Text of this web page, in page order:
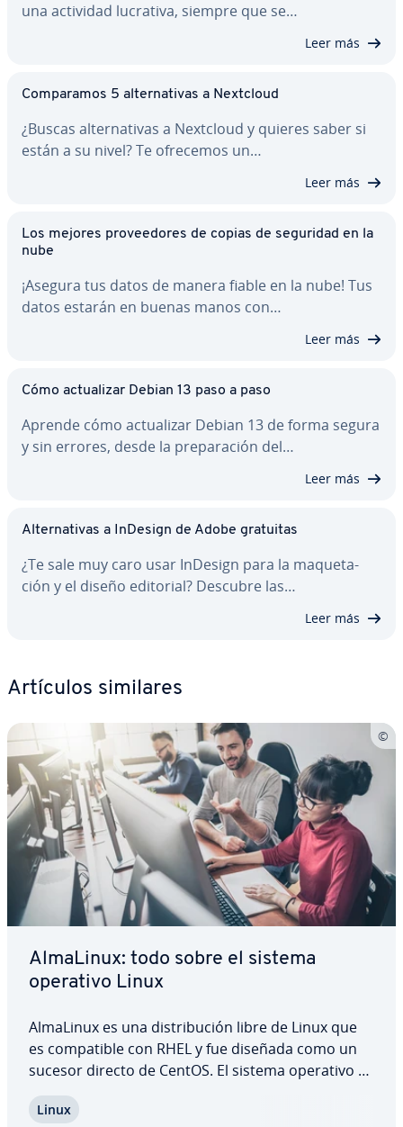
una actividad lucrativa, siempre que se…
Leer más
Co­m­pa­ra­mos 5 al­te­r­na­ti­vas a Nextcloud
¿Buscas al­te­r­na­ti­vas a Nextcloud y quieres saber si
están a su nivel? Te ofrecemos un…
Leer más
Los mejores pro­vee­do­res de copias de seguridad en la
nube
¡Asegura tus datos de manera fiable en la nube! Tus
datos estarán en buenas manos con…
Leer más
Cómo ac­tua­li­zar Debian 13 paso a paso
Aprende cómo ac­tua­li­zar Debian 13 de forma segura
y sin errores, desde la pre­pa­ra­ción del…
Leer más
Al­te­r­na­ti­vas a InDesign de Adobe gratuitas
¿Te sale muy caro usar InDesign para la ma­que­ta­
ción y el diseño editorial? Descubre las…
Leer más
Artículos similares
AlmaLinux: todo sobre el sistema
operativo Linux
AlmaLinux es una di­s­tri­bu­ción libre de Linux que
es co­m­pa­ti­ble con RHEL y fue diseñada como un
sucesor directo de CentOS. El sistema operativo se
comunidad y prescinde de licencias. Aquí puedes
Linux